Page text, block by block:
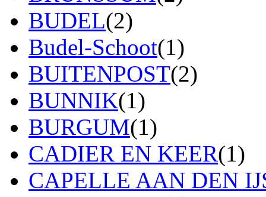
BUDEL(2)
Budel-Schoot(1)
BUITENPOST(2)
BUNNIK(1)
BURGUM(1)
CADIER EN KEER(1)
CAPELLE AAN DEN